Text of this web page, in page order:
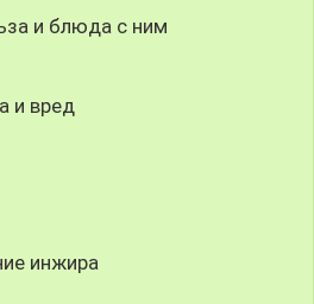
и блюда с ним
и вред
инжира